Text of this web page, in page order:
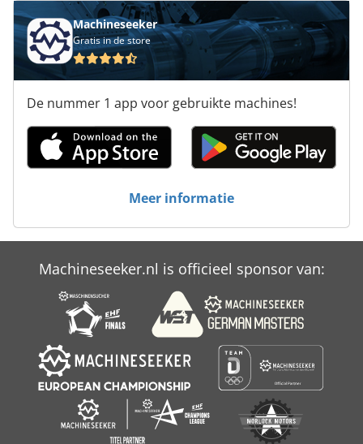
Machineseeker
Gratis in de store
De nummer 1 app voor gebruikte machines!
Meer informatie
Machineseeker.nl is officieel sponsor van: